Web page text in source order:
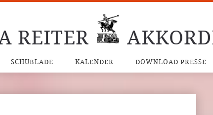
REITER
SCHUBLADE KALENDER DOWNLOAD PRESSE